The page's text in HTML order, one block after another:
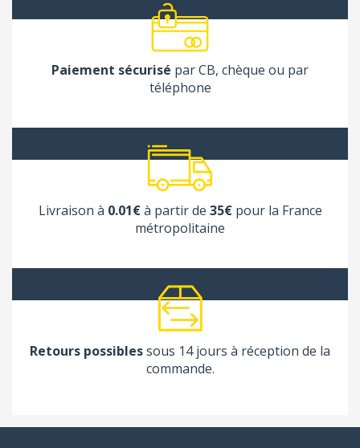
Paiement sécurisé par CB, chèque ou par
téléphone
Livraison à 0.01€à partir de 35€pour la France
métropolitaine
Retours possiblessous 14 jours à réception de la
commande.